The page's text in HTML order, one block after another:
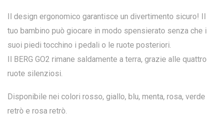
Il design ergonomico garantisce un divertimento sicuro! Il
tuo bambino può giocare in modo spensierato senza che i
suoi piedi tocchino i pedali o le ruote posteriori.
Il BERG GO2 rimane saldamente a terra, grazie alle quattro
ruote silenziosi.
Disponibile nei colori rosso, giallo, blu, menta, rosa, verde
retrò e rosa retrò.